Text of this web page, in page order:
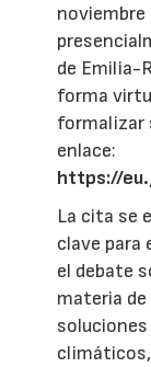
noviembre
de Emilia-
forma
formalizar
enlace:
https://
La cita se
clave para
el debate
materia de